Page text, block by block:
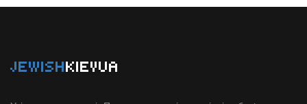
JEWISHKIEVUA